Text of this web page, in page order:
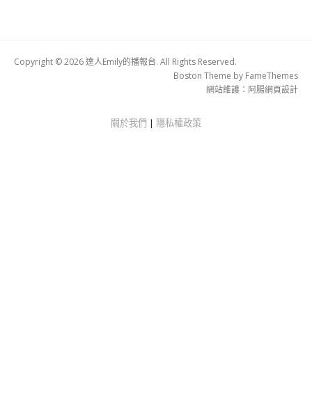
Copyright © 2026 達人Emily的播報台. All Rights Reserved.
Boston Theme by FameThemes
網站維護： 阿腸網頁設計
關於我們 | 隱私權政策